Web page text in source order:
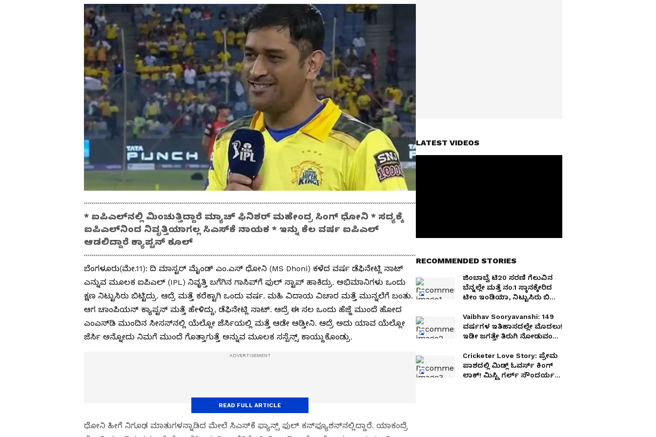
* ಐಪಿಎಲ್‌ನಲ್ಲಿ ಮಿಂಚುತ್ತಿದ್ದಾರೆ ಮ್ಯಾಚ್ ಫಿನಿಶರ್ ಮಹೇಂದ್ರ ಸಿಂಗ್ ಧೋನಿ * ಸದ್ಯಕ್ಕೆ
ಐಪಿಎಲ್‌ನಿಂದ ನಿವೃತ್ತಿಯಾಗಲ್ಲ ಸಿಎಸ್‌ಕೆ ನಾಯಕ * ಇನ್ನು ಕೆಲ ವರ್ಷ ಐಪಿಎಲ್​​
ಆಡಲಿದ್ದಾರೆ ಕ್ಯಾಪ್ಟನ್ ಕೂಲ್
ಬೆಂಗಳೂರು(ಮೇ.11): ದಿ ಮಾಸ್ಟರ್ ಮೈಂಡ್​​ ಎಂ.ಎಸ್ ಧೋನಿ (MS Dhoni) ಕಳೆದ ವರ್ಷ ಡೆಫಿನೇಟ್ಲಿ ನಾಟ್​
ಎನ್ನುವ ಮೂಲಕ ಐಪಿಎಲ್​ (IPL) ನಿವೃತ್ತಿ ಬಗೆಗಿನ ಗಾಸಿಪ್​​ಗೆ ಫುಲ್​​ ಸ್ಟಾಪ್​ ಹಾಕಿದ್ರು. ಅಭಿಮಾನಿಗಳು ಒಂದು
ಕ್ಷಣ ನಿಟ್ಟುಸಿರು ಬಿಟ್ಟಿದ್ರು. ಆದ್ರೆ ಮತ್ತೆ ಕರೆಕ್ಟಾಗಿ ಒಂದು ವರ್ಷ. ಮಹಿ ವಿದಾಯ ವಿಚಾರ ಮತ್ತೆ ಮುನ್ನಲೆಗೆ ಬಂತು.
ಆಗ ಚಾಂಪಿಯನ್​ ಕ್ಯಾಪ್ಟನ್ ಮತ್ತೆ ಹೇಳಿದ್ದು, ಡೆಫಿನೇಟ್ಲಿ ನಾಟ್​​​. ಆದ್ರೆ ಈ ಸಲ ಒಂದು ಹೆಜ್ಜೆ ಮುಂದೆ ಹೋದ
ಎಂಎಸ್​​ಡಿ ಮುಂದಿನ ಸೀಸನ್​​ನಲ್ಲಿ ಯೆಲ್ಲೋ ಜೆರ್ಸಿಯಲ್ಲಿ ಮತ್ತೆ ಆಡೇ ಆಡ್ತೀನಿ. ಆದ್ರೆ ಅದು ಯಾವ ಯೆಲ್ಲೋ
ಜೆರ್ಸಿ ಅನ್ನೋದು ನಿಮಗೆ ಮುಂದೆ ಗೊತ್ತಾಗುತ್ತೆ ಅನ್ನುವ ಮೂಲಕ ಸಸ್ಪೆನ್ಸ್​ ಕಾಯ್ದುಕೊಂಡ್ರು.
ಧೋನಿ ಹೀಗೆ ನಿಗೂಢ ಮಾತುಗಳನ್ನಾಡಿದ ಮೇಲೆ ಸಿಎಸ್​ಕೆ ಫ್ಯಾನ್ಸ್ ಫುಲ್​ ಕನ್​​​​ಫ್ಯೂಶನ್​​ನಲ್ಲಿದ್ದಾರೆ. ಯಾಕಂದ್ರೆ
READ FULL ARTICLE
LATEST VIDEOS
RECOMMENDED STORIES
ಜಿಂಬಾಬ್ವೆ ಟಿ20 ಸರಣಿ ಗೆಲುವಿನ
ಬೆನ್ನಲ್ಲೇ ಮತ್ತೆ ನಂ.1 ಸ್ಥಾನಕ್ಕೇರಿದ
ಟೀಂ ಇಂಡಿಯಾ, ನಿಟ್ಟುಸಿರು ಬಿಟ್ಟ
Vaibhav Sooryavanshi: 149
ವರ್ಷಗಳ ಇತಿಹಾಸದಲ್ಲೇ ಮೊದಲು!
ಇಡೀ ಜಗತ್ತೇ ತಿರುಗಿ ನೋಡುವಂತೆ
ಐತಿಹಾಸಿಕ ರೆಕಾರ್ಡ್!
Cricketer Love Story: ಪ್ರೇಮ
ಪಾಶದಲ್ಲಿ ಮಿಡ್ಲ್ ಓವರ್ಸ್ ಕಿಂಗ್
ಲಾಕ್! ಮಿಸ್ಟ್ರಿ ಗರ್ಲ್ ಸೌಂದರ್ಯಕ್ಕೆ